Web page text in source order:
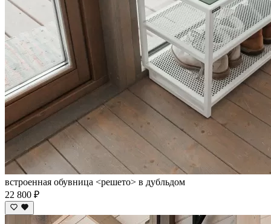
встроенная обувница <решето> в дубльдом
22 800 ₽